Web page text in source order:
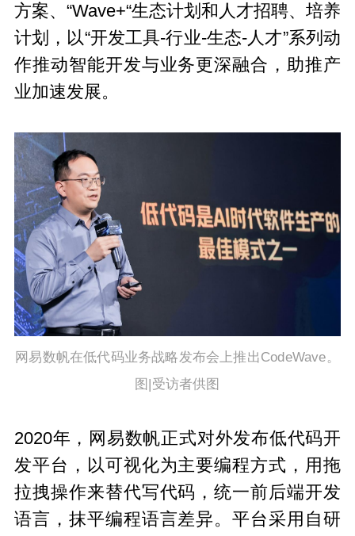
方案、“Wave+“生态计划和人才招聘、培养
计划，以“开发工具-行业-生态-人才”系列动
作推动智能开发与业务更深融合，助推产
业加速发展。
网易数帆在低代码业务战略发布会上推出CodeWave。
图|受访者供图
2020年，网易数帆正式对外发布低代码开
发平台，以可视化为主要编程方式，用拖
拉拽操作来替代写代码，统一前后端开发
语言，抹平编程语言差异。平台采用自研